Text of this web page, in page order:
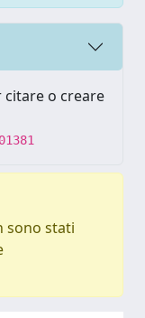
o creare
sono stati